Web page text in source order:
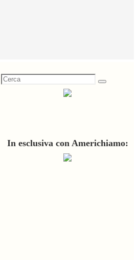
Cerca
Cerca
In esclusiva con Americhiamo: